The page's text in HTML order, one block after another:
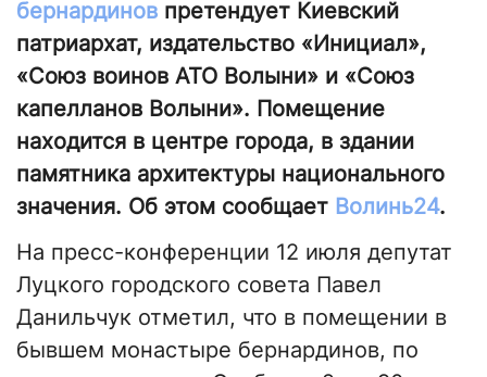
бернардинов претендует Киевский
патриархат, издательство «Инициал»,
«Союз воинов АТО Волыни» и «Союз
капелланов Волыни». Помещение
находится в центре города, в здании
памятника архитектуры национального
значения. Об этом сообщает Волинь24.
На пресс-конференции 12 июля депутат
Луцкого городского совета Павел
Данильчук отметил, что в помещении в
бывшем монастыре бернардинов, по